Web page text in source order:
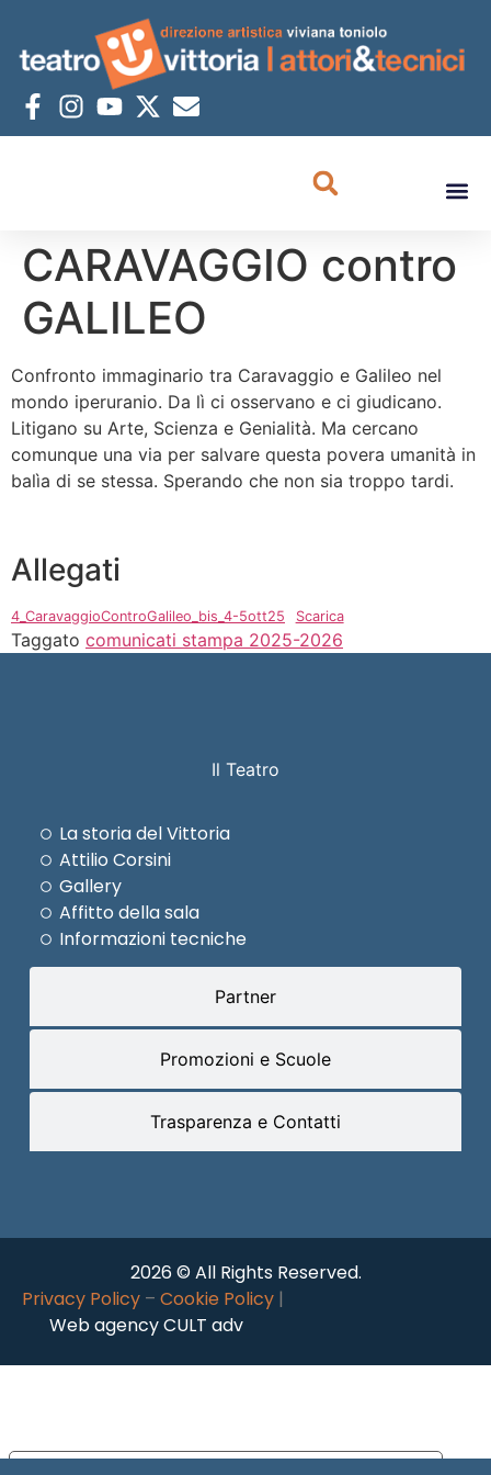
CARAVAGGIO contro
GALILEO
Confronto immaginario tra Caravaggio e Galileo nel
mondo iperuranio. Da lì ci osservano e ci giudicano.
Litigano su Arte, Scienza e Genialità. Ma cercano
comunque una via per salvare questa povera umanità in
balìa di se stessa. Sperando che non sia troppo tardi.
Allegati
4_CaravaggioControGalileo_bis_4-5ott25 Scarica
Taggato comunicati stampa 2025-2026
Il Teatro
Partner
Promozioni e Scuole
Trasparenza e Contatti
La storia del Vittoria
Attilio Corsini
Gallery
Affitto della sala
Informazioni tecniche
2026 © All Rights Reserved.
Privacy Policy – Cookie Policy |
Web agency CULT adv